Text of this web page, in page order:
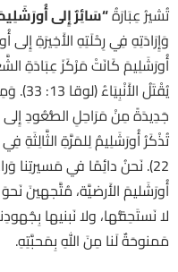
تُشيرُ عِبَارَةُ“سَائِرٌ إِلى
وَإِرَادَتِهِ فِي رِحْلَتِهِ الأَخِيرَةِ
أُورَشَلِيمَ كَانَتْ مَرْكَزَ عِبَادَةِ
يُقْتَلُ
22). نَحنُ دائِمًا في مَسيرتِنا
أُورَشَليمَ الأَرضيَّة، مُتَّجهينَ
لا نَستَحِقُّها، ولا نَبنيها
مَمنوحَةٌ لَنا مِنَ اللهِ بِمَحبَّتِهِ.